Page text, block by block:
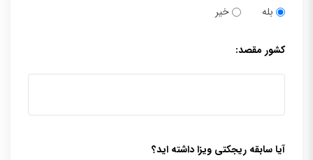
بله خیر
کشور مقصد:
آیا سابقه ریجکتی ویزا داشته اید؟